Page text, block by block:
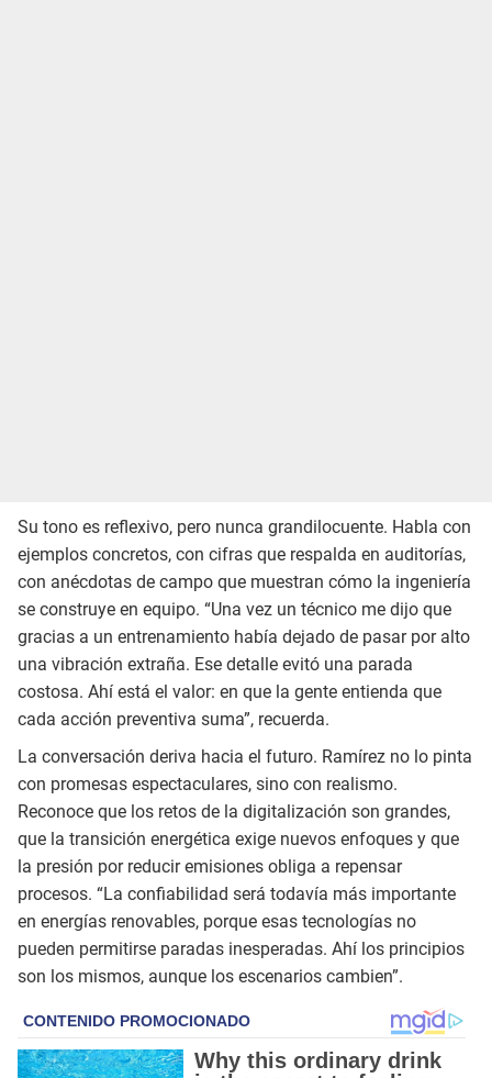
Su tono es reflexivo, pero nunca grandilocuente. Habla con
ejemplos concretos, con cifras que respalda en auditorías,
con anécdotas de campo que muestran cómo la ingeniería
se construye en equipo. “Una vez un técnico me dijo que
gracias a un entrenamiento había dejado de pasar por alto
una vibración extraña. Ese detalle evitó una parada
costosa. Ahí está el valor: en que la gente entienda que
cada acción preventiva suma”, recuerda.
La conversación deriva hacia el futuro. Ramírez no lo pinta
con promesas espectaculares, sino con realismo.
Reconoce que los retos de la digitalización son grandes,
que la transición energética exige nuevos enfoques y que
la presión por reducir emisiones obliga a repensar
procesos. “La confiabilidad será todavía más importante
en energías renovables, porque esas tecnologías no
pueden permitirse paradas inesperadas. Ahí los principios
son los mismos, aunque los escenarios cambien”.